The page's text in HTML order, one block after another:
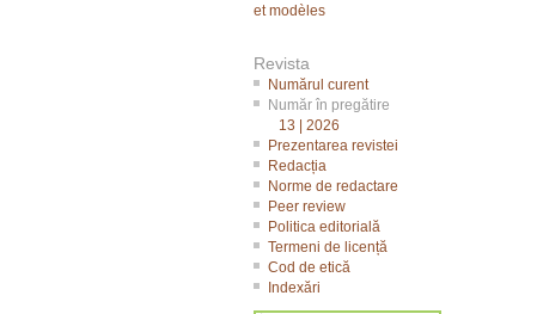
et modèles
Revista
Numărul curent
Număr în pregătire
13 | 2026
Prezentarea revistei
Redacția
Norme de redactare
Peer review
Politica editorială
Termeni de licență
Cod de etică
Indexări